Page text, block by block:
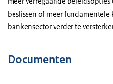
beslissen of meer fundamentele
bankensector verder te
Documenten